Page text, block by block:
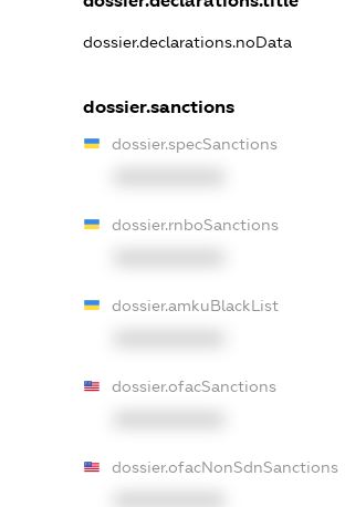
dossier.declarations.noData
dossier.sanctions
dossier.specSanctions
dossier.rnboSanctions
dossier.amkuBlackList
dossier.ofacSanctions
dossier.ofacNonSdnSanctions